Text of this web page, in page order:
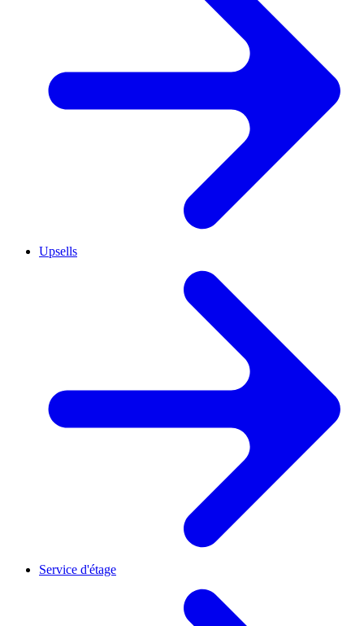
Upsells
Service d'étage